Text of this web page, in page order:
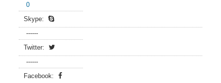
0
Skype:
------
Twitter:
------
Facebook: